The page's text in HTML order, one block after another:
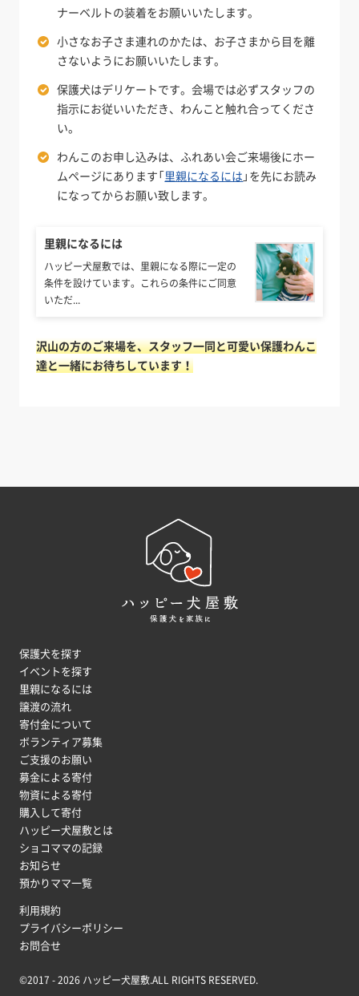
ナーベルトの装着をお願いいたします。
小さなお子さま連れのかたは、お子さまから目を離
さないようにお願いいたします。
保護犬はデリケートです。会場では必ずスタッフの
指示にお従いいただき、わんこと触れ合ってくださ
い。
わんこのお申し込みは、ふれあい会ご来場後にホー
ムページにあります「里親になるには 」を先にお読み
になってからお願い致します。
里親になるには
ハッピー犬屋敷では、里親になる際に一定の
条件を設けています。これらの条件にご同意
いただ...
沢山の方のご来場を、スタッフ一同と可愛い保護わんこ
達と一緒にお待ちしています！
保護犬を探す
イベントを探す
里親になるには
譲渡の流れ
寄付金について
ボランティア募集
ご支援のお願い
募金による寄付
物資による寄付
購入して寄付
ハッピー犬屋敷とは
ショコママの記録
お知らせ
預かりママ一覧
©2017 - 2026 ハッピー犬屋敷.ALL RIGHTS RESERVED.
利用規約
プライバシーポリシー
お問合せ